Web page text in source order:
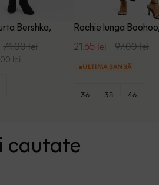
Bershka,
74.00 lei
lei
Rochie lunga
21.65 lei 97.00 lei
ULTIMA ȘANSĂ
36 38 46
cautate